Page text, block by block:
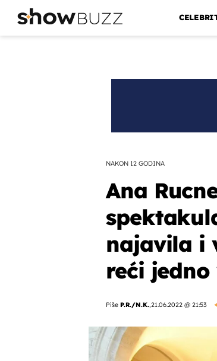
NAKON 12 GODINA
Ana
najavila i
reći
Piše P.R./N.K.,21.06.2022 @ 21:53